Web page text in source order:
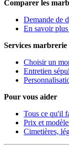
Comparer les
Demande de
En savoir
Services marbrerie
Choisir un
Entretien
Pour vous aider
Tous ce qu'il
Prix et
Cimetières,